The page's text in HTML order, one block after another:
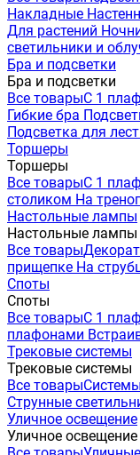
Накладные
Для растений
светильники и
Бра и подсветки
Бра и подсветки
Все товарыС 1
Гибкие бра
Подсветка для
Торшеры
Торшеры
Все товарыС 1
столиком На
Настольные лампы
Настольные лампы
Все товары
прищепке На
Споты
Споты
Все товарыС 1
плафонами
Трековые системы
Трековые системы
Все товары
Струнные
Уличное освещение
Уличное освещение